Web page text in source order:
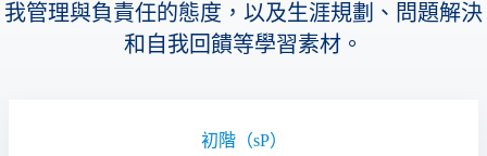
我管理與負責任的態度，以及生涯規劃、問題解決
和自我回饋等學習素材。
初階（sP）